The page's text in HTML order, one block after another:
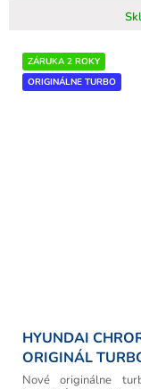
ZÁRUKA 2 ROKY
ORIGINÁLNE TURBO
HYUNDAI
ORIGINÁL
Nové originálne